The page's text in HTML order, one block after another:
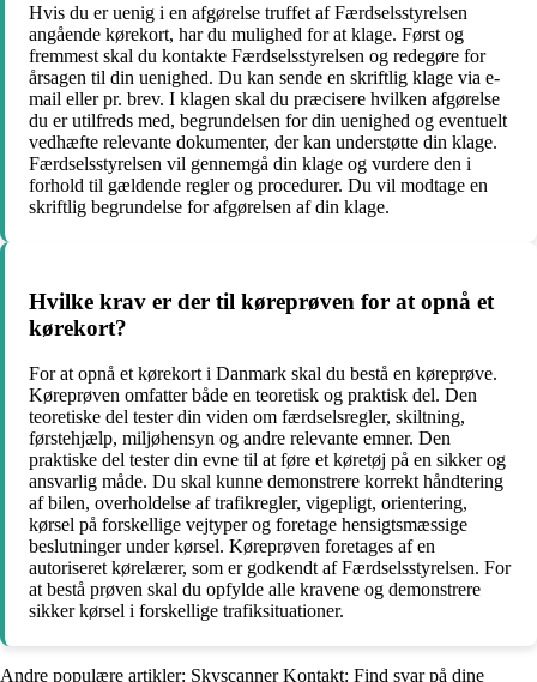
Hvis du er uenig i en afgørelse truffet af Færdselsstyrelsen
angående kørekort, har du mulighed for at klage. Først og
fremmest skal du kontakte Færdselsstyrelsen og redegøre for
årsagen til din uenighed. Du kan sende en skriftlig klage via e-
mail eller pr. brev. I klagen skal du præcisere hvilken afgørelse
du er utilfreds med, begrundelsen for din uenighed og eventuelt
vedhæfte relevante dokumenter, der kan understøtte din klage.
Færdselsstyrelsen vil gennemgå din klage og vurdere den i
forhold til gældende regler og procedurer. Du vil modtage en
skriftlig begrundelse for afgørelsen af din klage.
Hvilke krav er der til køreprøven for at opnå et
kørekort?
For at opnå et kørekort i Danmark skal du bestå en køreprøve.
Køreprøven omfatter både en teoretisk og praktisk del. Den
teoretiske del tester din viden om færdselsregler, skiltning,
førstehjælp, miljøhensyn og andre relevante emner. Den
praktiske del tester din evne til at føre et køretøj på en sikker og
ansvarlig måde. Du skal kunne demonstrere korrekt håndtering
af bilen, overholdelse af trafikregler, vigepligt, orientering,
kørsel på forskellige vejtyper og foretage hensigtsmæssige
beslutninger under kørsel. Køreprøven foretages af en
autoriseret kørelærer, som er godkendt af Færdselsstyrelsen. For
at bestå prøven skal du opfylde alle kravene og demonstrere
sikker kørsel i forskellige trafiksituationer.
Andre populære artikler: Skyscanner Kontakt: Find svar på dine